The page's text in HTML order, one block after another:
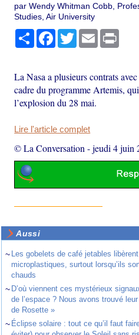
par Wendy Whitman Cobb,
Studies, Air University
PartagerFacebook
TwitterEmail
La Nasa a plusieurs contrats
cadre du programme Artemis,
l’explosion du 28 mai.
Lire l'article complet
© La Conversation -jeudi 4 juin
Aussi
~ Les gobelets de café jetables
microplastiques, surtout lorsqu’ils
chauds
~ D’où viennent ces mystérieux
de l’espace ? Nous avons trouvé
de Rosette »
~ Éclipse solaire : tout ce qu’il faut